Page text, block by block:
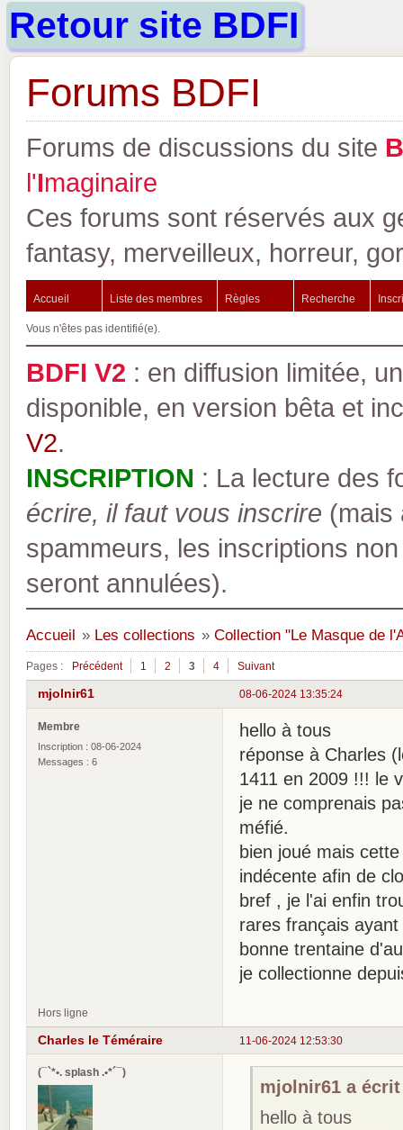
Retour site BDFI
Forums BDFI
Forums de discussions du site B
l'Imaginaire
Ces forums sont réservés aux
fantasy, merveilleux, horreur,
Accueil Liste des membres Règles Recherche
Vous n'êtes pas identifié(e).
BDFI V2 : en diffusion limitée,
disponible, en version bêta et
V2.
INSCRIPTION : La lecture des
écrire, il faut vous inscrire (mais
spammeurs, les inscriptions
seront annulées).
Accueil » Les collections » Collection "Le Masque de
Pages : Précédent 1 2 3 4 Suivant
08-06-2024 13:35:24
mjolnir61
Membre
Inscription : 08-06-2024
Messages : 6
hello à tous
réponse à Charles
1411 en 2009 !!! le
je ne comprenais
méfié.
bien joué mais
indécente afin de
bref , je l'ai enfin
rares français
bonne trentaine
je collectionne
Hors ligne
11-06-2024 12:53:30
Charles le Téméraire
(¯`*•. splash .•*´¯)
mjolnir61 a
hello à tous